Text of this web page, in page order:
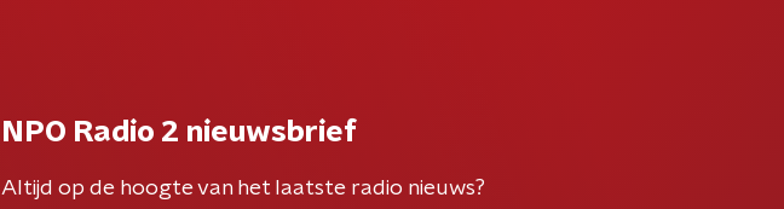
NPO Radio 2 nieuwsbrief
Altijd op de hoogte van het laatste radio nieuws?